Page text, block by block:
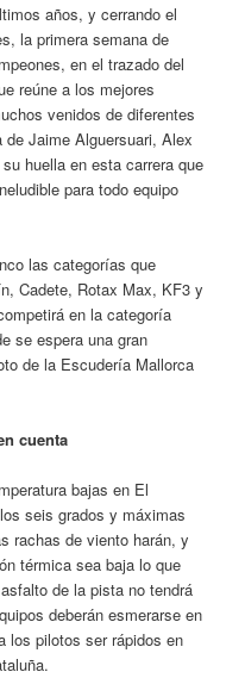
años, y cerrando el
la primera semana de
en el trazado del
reúne a los mejores
venidos de diferentes
Jaime Alguersuari, Alex
huella en esta carrera que
para todo equipo
las categorías que
Cadete, Rotax Max, KF3 y
en la categoría
se espera una gran
de la Escudería Mallorca
cuenta
bajas en El
seis grados y máximas
rachas de viento harán, y
térmica sea baja lo que
de la pista no tendrá
deberán esmerarse en
los pilotos ser rápidos en